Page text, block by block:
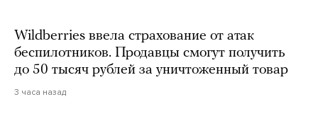
Wildberries ввела страхование от атак
беспилотников. Продавцы смогут получить
до 50 тысяч рублей за уничтоженный товар
3 часа назад